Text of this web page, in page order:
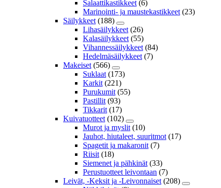
Salaattikastikkeet (6)
Marinointi- ja maustekastikkeet (23)
Säilykkeet (188)
Lihasäilykkeet (26)
Kalasäilykkeet (55)
Vihannessäilykkeet (84)
Hedelmäsäilykkeet (7)
Makeiset (566)
Suklaat (173)
Karkit (221)
Purukumit (55)
Pastillit (93)
Tikkarit (17)
Kuivatuotteet (102)
Murot ja myslit (10)
Jauhot, hiutaleet, suuritmot (17)
Spagetit ja makaronit (7)
Riisit (18)
Siemenet ja pähkinät (33)
Perustuotteet leivontaan (7)
Leivät, -Keksit ja -Leivonnaiset (208)